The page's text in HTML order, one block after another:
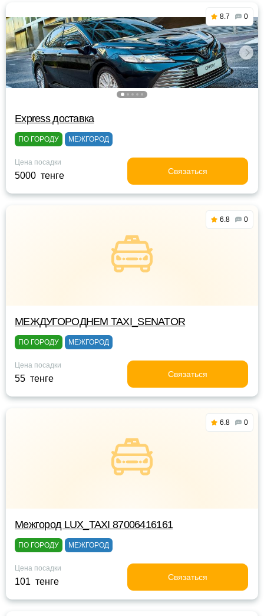
8.7 0
Express доставка
ПО ГОРОДУ МЕЖГОРОД
Цена посадки
5000 тенге Связаться
6.8 0
МЕЖДУГОРОДНЕМ TAXI_SENATOR
ПО ГОРОДУ МЕЖГОРОД
Цена посадки
55 тенге Связаться
6.8 0
Межгород LUX_TAXI 87006416161
ПО ГОРОДУ МЕЖГОРОД
Цена посадки
101 тенге Связаться